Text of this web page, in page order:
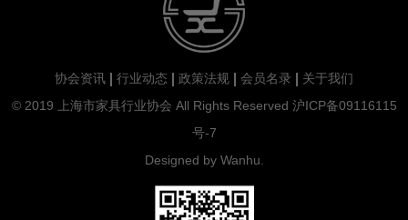
协会资讯 行业动态 政策法规 会员名录
关于我们
© 2019 上海市家具行业协会 All Rights Reserved 沪ICP备09116115
号-7
Designed by Wanhu.